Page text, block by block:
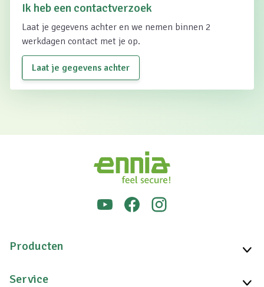
Ik heb een contactverzoek
Laat je gegevens achter en we nemen binnen 2
werkdagen contact met je op.
Laat je gegevens achter
Producten
Service